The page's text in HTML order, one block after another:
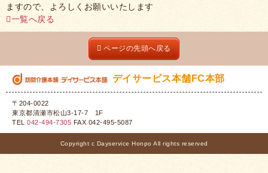
ますので、よろしくお願いいたします
一覧へ戻る
ページの先頭へ戻る
デイサービス本舗FC本部
〒204-0022
東京都清瀬市松山3-17-7 1F
TEL 042-494-7305 FAX 042-495-5087
Copyright c Dayservice Honpo All rights reserved